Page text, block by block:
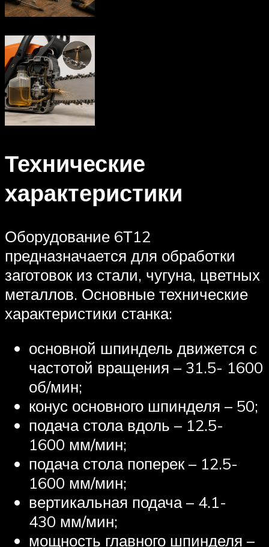
Технические
характеристики
Оборудование 6Т12
предназначается для обработки
заготовок из стали, чугуна, цветных
металлов. Основные технические
характеристики станка:
основной шпиндель движется с
частотой вращения – 31.5- 1600
об/мин;
конус основного шпинделя – 50;
подача стола вдоль – 12.5-
1600 мм/мин;
подача стола поперек – 12.5-
1600 мм/мин;
вертикальная подача – 4.1-
430 мм/мин;
мощность главного шпинделя –